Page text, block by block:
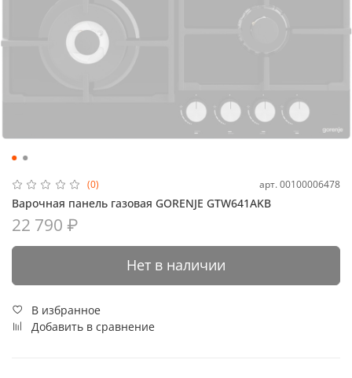
(0) арт. 00100006478
Варочная панель газовая GORENJE GTW641AKB
22 790 ₽
Нет в наличии
В избранное
Добавить в сравнение